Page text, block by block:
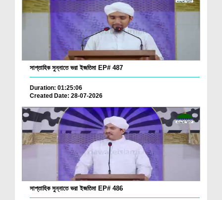
সাপ্তাহিক সুন্নাতে ভরা ইজতিমা EP# 487
Duration: 01:25:06
Created Date: 28-07-2026
সাপ্তাহিক সুন্নাতে ভরা ইজতিমা EP# 486